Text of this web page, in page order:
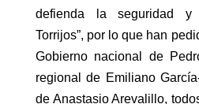
defienda la seguridad
Torrijos”, por lo que han
Gobierno nacional de
regional de Emiliano
de Anastasio Arevalillo,